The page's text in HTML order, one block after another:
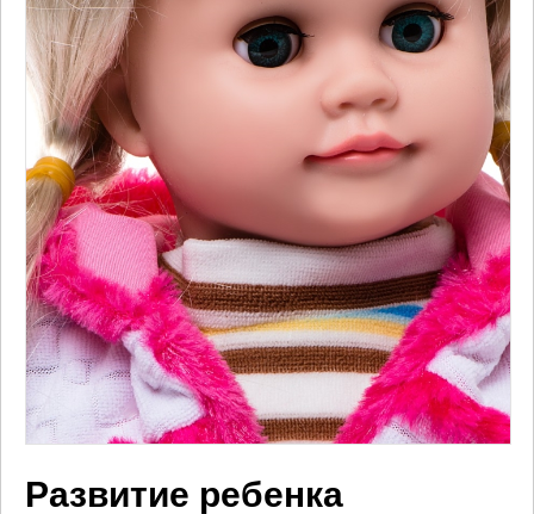
Развитие ребенка